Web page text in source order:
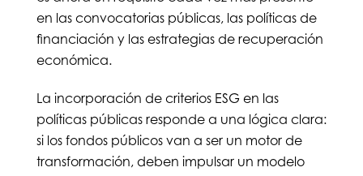
en las convocatorias públicas, las políticas de
financiación y las estrategias de recuperación
económica.
La incorporación de criterios ESG en las
políticas públicas responde a una lógica clara:
si los fondos públicos van a ser un motor de
transformación, deben impulsar un modelo